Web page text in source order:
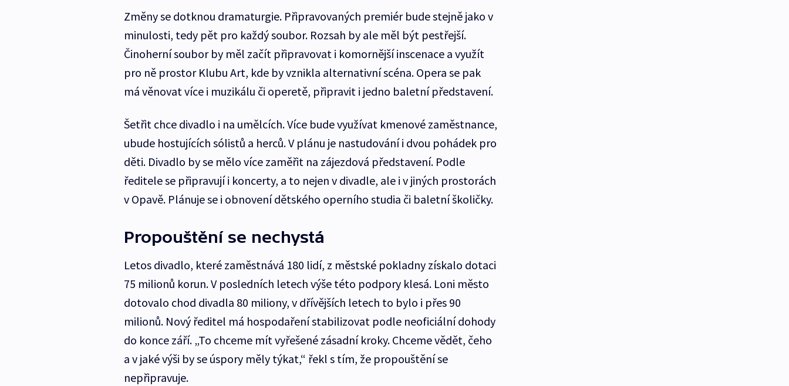
Změny se dotknou dramaturgie. Připravovaných premiér bude stejně jako v
minulosti, tedy pět pro každý soubor. Rozsah by ale měl být pestřejší.
Činoherní soubor by měl začít připravovat i komornější inscenace a využít
pro ně prostor Klubu Art, kde by vznikla alternativní scéna. Opera se pak
má věnovat více i muzikálu či operetě, připravit i jedno baletní představení.
Šetřit chce divadlo i na umělcích. Více bude využívat kmenové zaměstnance,
ubude hostujících sólistů a herců. V plánu je nastudování i dvou pohádek pro
děti. Divadlo by se mělo více zaměřit na zájezdová představení. Podle
ředitele se připravují i koncerty, a to nejen v divadle, ale i v jiných prostorách
v Opavě. Plánuje se i obnovení dětského operního studia či baletní školičky.
Propouštění se nechystá
Letos divadlo, které zaměstnává 180 lidí, z městské pokladny získalo dotaci
75 milionů korun. V posledních letech výše této podpory klesá. Loni město
dotovalo chod divadla 80 miliony, v dřívějších letech to bylo i přes 90
milionů. Nový ředitel má hospodaření stabilizovat podle neoficiální dohody
do konce září. „To chceme mít vyřešené zásadní kroky. Chceme vědět, čeho
a v jaké výši by se úspory měly týkat,“ řekl s tím, že propouštění se
nepřipravuje.